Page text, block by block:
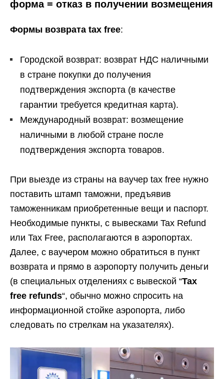
форма = отказ в получении возмещения
Формы возврата tax free:
Городской возврат: возврат НДС наличными
в стране покупки до получения
подтверждения экспорта (в качестве
гарантии требуется кредитная карта).
Международный возврат: возмещение
наличными в любой стране после
подтверждения экспорта товаров.
При выезде из страны на ваучер tax free нужно
поставить штамп таможни, предъявив
таможенникам приобретенные вещи и паспорт.
Необходимые пункты, с вывесками Tax Refund
или Tax Free, располагаются в аэропортах.
Далее, с ваучером можно обратиться в пункт
возврата и прямо в аэропорту получить деньги
(в специальных отделениях с вывеской “Tax
free refunds“, обычно можно спросить на
информационной стойке аэропорта, либо
следовать по стрелкам на указателях).